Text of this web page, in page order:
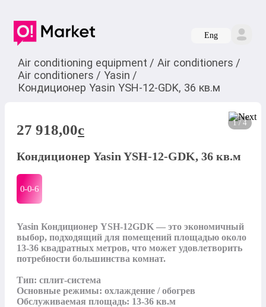
Eng
Air conditioning equipment / Air conditioners /
Air conditioners / Yasin /
Кондиционер Yasin YSH-12-GDK, 36 кв.м
1 / 4
27 918,00c
Кондиционер Yasin YSH-12-GDK, 36 кв.м
0-0-6
Yasin Кондиционер YSH-12GDK — это экономичный
выбор, подходящий для помещений площадью около
13-36 квадратных метров, что может удовлетворить
потребности большинства комнат.
Тип: сплит-система
Основные режимы: охлаждение / обогрев
Обслуживаемая площадь: 13-36 кв.м